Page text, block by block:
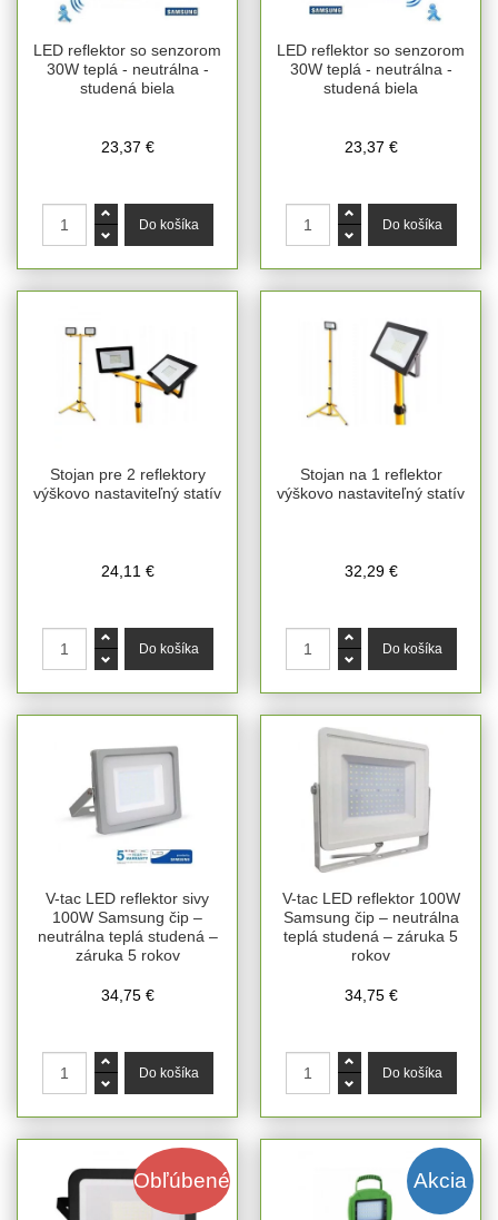
LED reflektor so senzorom
30W teplá - neutrálna -
studená biela
23,37 €
LED reflektor so senzorom
30W teplá - neutrálna -
studená biela
23,37 €
Stojan pre 2 reflektory
výškovo nastaviteľný statív
24,11 €
Stojan na 1 reflektor
výškovo nastaviteľný statív
32,29 €
V-tac LED reflektor sivy
100W Samsung čip –
neutrálna teplá studená –
záruka 5 rokov
34,75 €
V-tac LED reflektor 100W
Samsung čip – neutrálna
teplá studená – záruka 5
rokov
34,75 €
Obľúbené Akcia